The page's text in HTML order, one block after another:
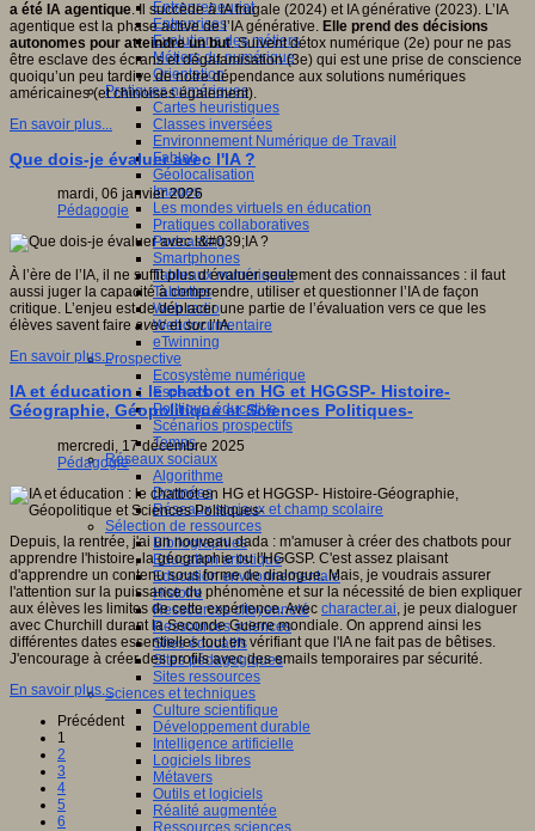
Entrepreneuriat
Entreprises
Evolutions des métiers
Métiers du numérique
Orientation
Pratiques numériques
Cartes heuristiques
Classes inversées
Environnement Numérique de Travail
Fablab
Géolocalisation
Images
Les mondes virtuels en éducation
Pratiques collaboratives
Podcasting
Smartphones
Tableaux numériques
Tablettes
Web radio
Webdocumentaire
eTwinning
Prospective
Ecosystème numérique
Espaces
Politique éducative
Scénarios prospectifs
Temps
Réseaux sociaux
Algorithme
Données
Réseaux sociaux et champ scolaire
Sélection de ressources
Bibliographies
Education artistique
Education environnementale
Histoire
Ressources citoyenneté
Ressources sciences
Sites éducatifs
Sites pédagogiques
Sites ressources
Sciences et techniques
Culture scientifique
Développement durable
Intelligence artificielle
Logiciels libres
Métavers
Outils et logiciels
Réalité augmentée
Ressources sciences
a été IA agentique. Il succède à IA frugale (2024) et IA générative (2023). L’IA
agentique est la phase active de l’IA générative. Elle prend des décisions
autonomes pour atteindre un but. Suivent détox numérique (2e) pour ne pas
être esclave des écrans et dégafamisation (3e) qui est une prise de conscience
quoiqu’un peu tardive de notre dépendance aux solutions numériques
américaines (et chinoises également).
En savoir plus...
Que dois-je évaluer avec l'IA ?
mardi, 06 janvier 2026
Pédagogie
À l’ère de l’IA, il ne suffit plus d’évaluer seulement des connaissances : il faut
aussi juger la capacité à comprendre, utiliser et questionner l’IA de façon
critique. L’enjeu est de déplacer une partie de l’évaluation vers ce que les
élèves savent faire avecetsurl’IA.
En savoir plus...
IA et éducation : le chatbot en HG et HGGSP- Histoire-
Géographie, Géopolitique et Sciences Politiques-
mercredi, 17 décembre 2025
Pédagogie
Depuis, la rentrée, j'ai un nouveau dada : m'amuser à créer des chatbots pour
apprendre l'histoire, la géographie ou l'HGGSP. C'est assez plaisant
d'apprendre un contenu sous forme de dialogue. Mais, je voudrais assurer
l'attention sur la puissance du phénomène et sur la nécessité de bien expliquer
aux élèves les limites de cette expérience. Avec character.ai , je peux dialoguer
avec Churchill durant la Seconde Guerre mondiale. On apprend ainsi les
différentes dates essentielles tout en vérifiant que l'IA ne fait pas de bêtises.
J'encourage à créer des profils avec des emails temporaires par sécurité.
En savoir plus...
Précédent
1
2
3
4
5
6